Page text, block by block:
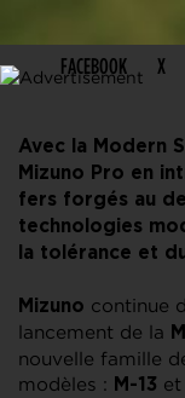
FACEBOOK X
Avec la Modern
Mizuno Pro en
fers forgés au
technologies
la tolérance et
Mizuno continue
lancement de la
nouvelle famille
modèles : M-13 et